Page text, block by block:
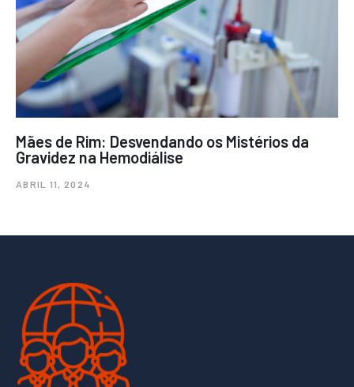
Mães de Rim: Desvendando os Mistérios da
Gravidez na Hemodiálise
ABRIL 11, 2024